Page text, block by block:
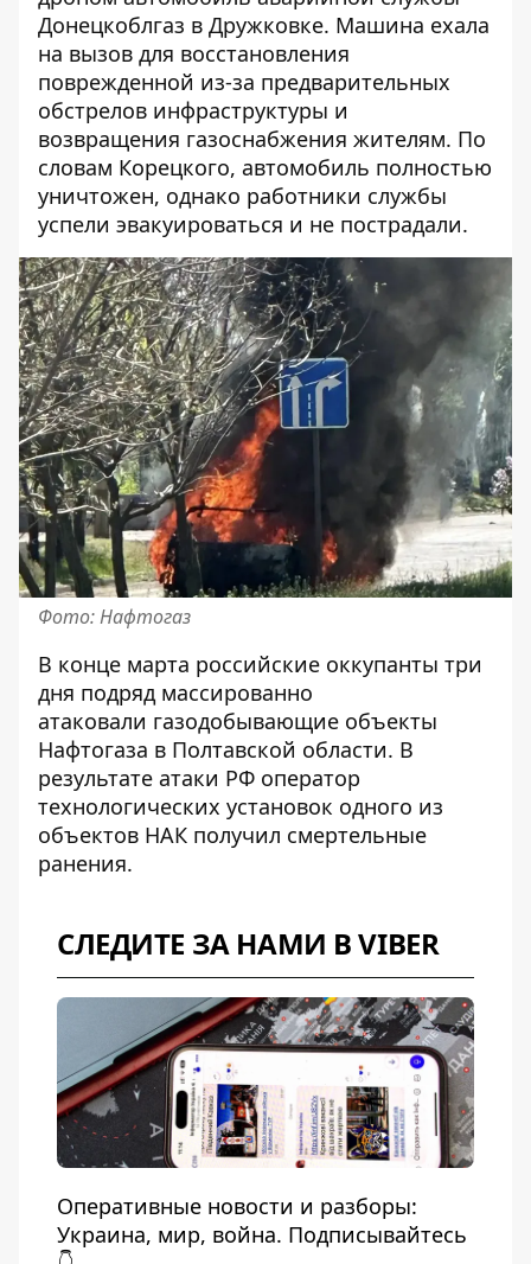
Донецкоблгаз в Дружковке. Машина ехала
на вызов для восстановления
поврежденной из-за предварительных
обстрелов инфраструктуры и
возвращения газоснабжения жителям. По
словам Корецкого, автомобиль полностью
уничтожен, однако работники службы
успели эвакуироваться и не пострадали.
Фото: Нафтогаз
В конце марта российские оккупанты три
дня подряд массированно
атаковали газодобывающие объекты
Нафтогаза в Полтавской области. В
результате атаки РФ оператор
технологических установок одного из
объектов НАК получил смертельные
ранения.
СЛЕДИТЕ ЗА НАМИ В VIBER
Оперативные новости и разборы:
Украина, мир, война. Подписывайтесь